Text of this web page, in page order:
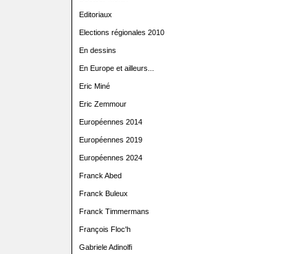
Editoriaux
Elections régionales 2010
En dessins
En Europe et ailleurs...
Eric Miné
Eric Zemmour
Européennes 2014
Européennes 2019
Européennes 2024
Franck Abed
Franck Buleux
Franck Timmermans
François Floc'h
Gabriele Adinolfi